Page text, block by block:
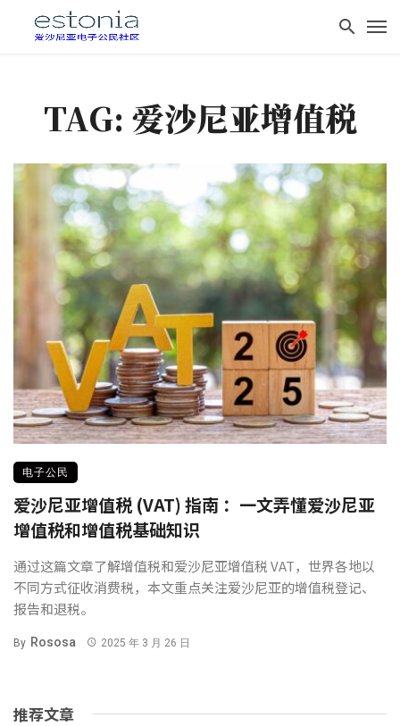
TAG: 爱沙尼亚增值税
电子公民
爱沙尼亚增值税 (VAT) 指南 ：一文弄懂爱沙尼亚
增值税和增值税基础知识
通过这篇文章了解增值税和爱沙尼亚增值税 VAT，世界各地以
不同方式征收消费税，本文重点关注爱沙尼亚的增值税登记、
报告和退税。
By Rososa 2025 年 3 月 26 日
推荐文章